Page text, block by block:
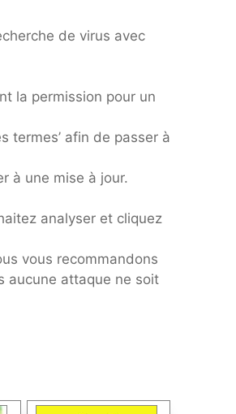
de virus avec
la permission pour un
termes’ afin de passer à
à une mise à jour.
analyser et cliquez
vous recommandons
aucune attaque ne soit